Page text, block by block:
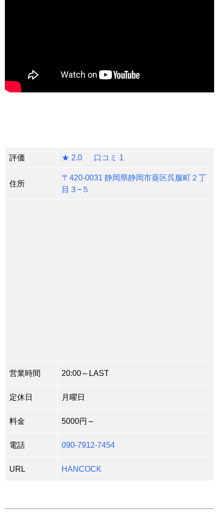
評価 ★ 2.0 口コミ 1
住所
〒420-0031 静岡県静岡市葵区呉服町２丁
目３−５
営業時間 20:00～LAST
定休日 月曜日
料金 5000円～
電話 090-7912-7454
URL HANCOCK